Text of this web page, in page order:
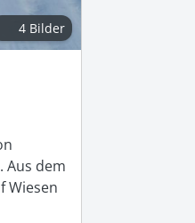
4 Bilder
Aus dem
Wiesen